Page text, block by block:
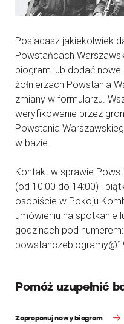
Posiadasz jakiekolwiek
Powstańcach
biogram lub dodać
żołnierzach Powstania
zmiany w formularzu.
weryfikowanie przez
Powstania
w bazie.
Kontakt w sprawie
(od 10:00 do 14:00) i
osobiście w Pokoju
umówieniu na spotkanie
godzinach pod
Pomóż uzupełnić
Zaproponuj nowy biogram